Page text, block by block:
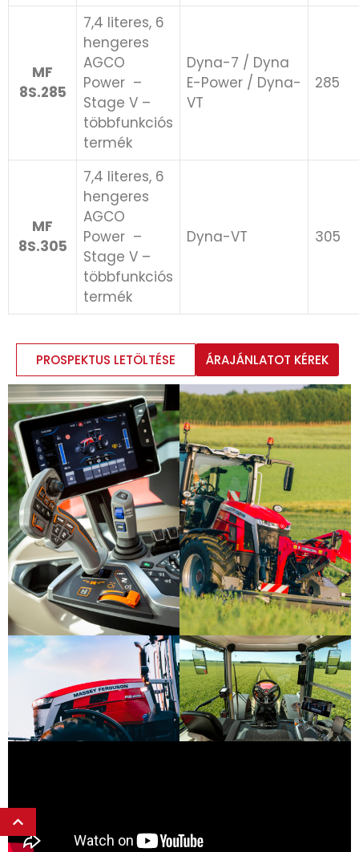
MF
8S.285
7,4 literes, 6
hengeres
AGCO
Power ​ –
Stage V –
többfunkciós
termék
Dyna-7 / Dyna
E-Power / Dyna-
VT
285
MF
8S.305
7,4 literes, 6
hengeres
AGCO
Power ​ –
Stage V –
többfunkciós
termék
Dyna-VT 305
PROSPEKTUS LETÖLTÉSE ÁRAJÁNLATOT KÉREK